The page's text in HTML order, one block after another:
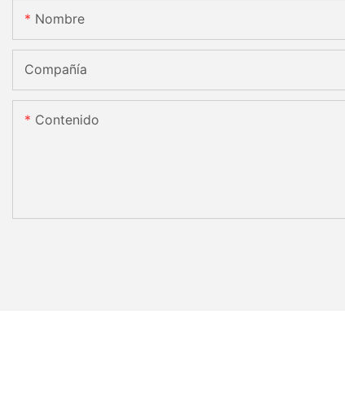
Nombre
Compañía
Contenido